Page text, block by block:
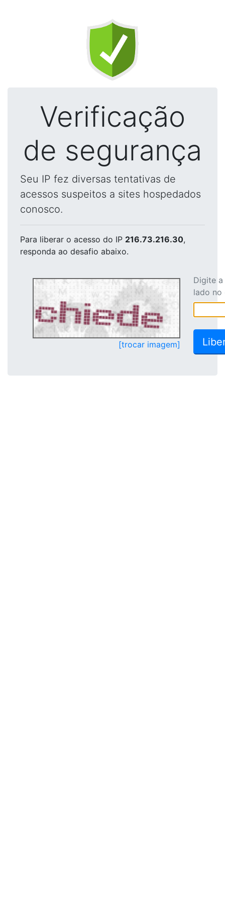
Verificação
de segurança
Seu IP fez diversas tentativas de
acessos suspeitos a sites hospedados
conosco.
Para liberar o acesso do IP 216.73.216.30,
responda ao desafio abaixo.
[trocar imagem]
Digite
lado no